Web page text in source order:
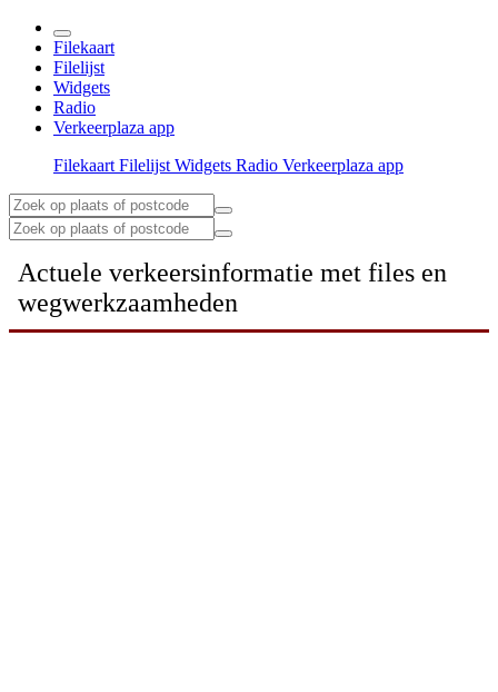
Filekaart
Filelijst
Widgets
Radio
Verkeerplaza app
Filekaart Filelijst Widgets Radio Verkeerplaza app
Actuele verkeersinformatie met files en
wegwerkzaamheden